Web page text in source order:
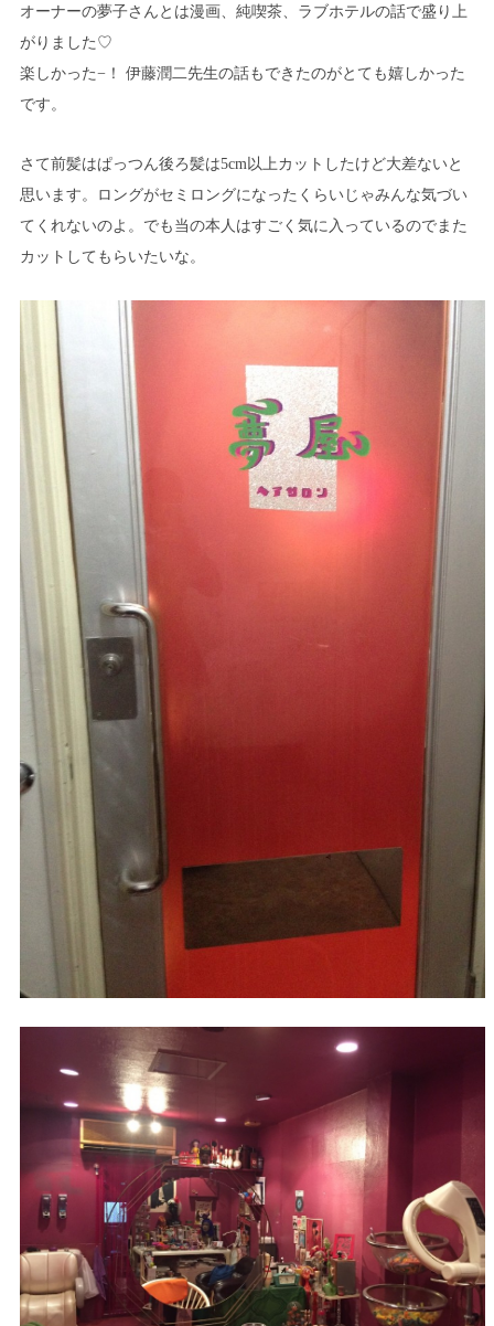
オーナーの夢子さんとは漫画、純喫茶、ラブホテルの話で盛り上
がりました♡
楽しかった−！ 伊藤潤二先生の話もできたのがとても嬉しかった
です。
さて前髪はぱっつん後ろ髪は5cm以上カットしたけど大差ないと
思います。ロングがセミロングになったくらいじゃみんな気づい
てくれないのよ。でも当の本人はすごく気に入っているのでまた
カットしてもらいたいな。